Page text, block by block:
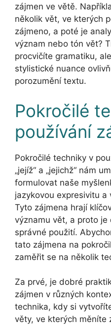
zájmen ve větě.
několik vět, ve kterých
zájmeno, a poté je
význam nebo tón vět?
procvičíte gramatiku,
stylistické nuance
porozumění textu.
Pokročilé
používání
Pokročilé techniky v
„jejíž“ a „jejichž“ nám
formulovat naše
jazykovou expresivitu
Tyto zájmena hrají
významu vět, a proto
správné použití.
tato zájmena na
zaměřit se na několik
Za prvé, je dobré
zájmen v různých
technika, kdy si
věty, ve kterých měníte